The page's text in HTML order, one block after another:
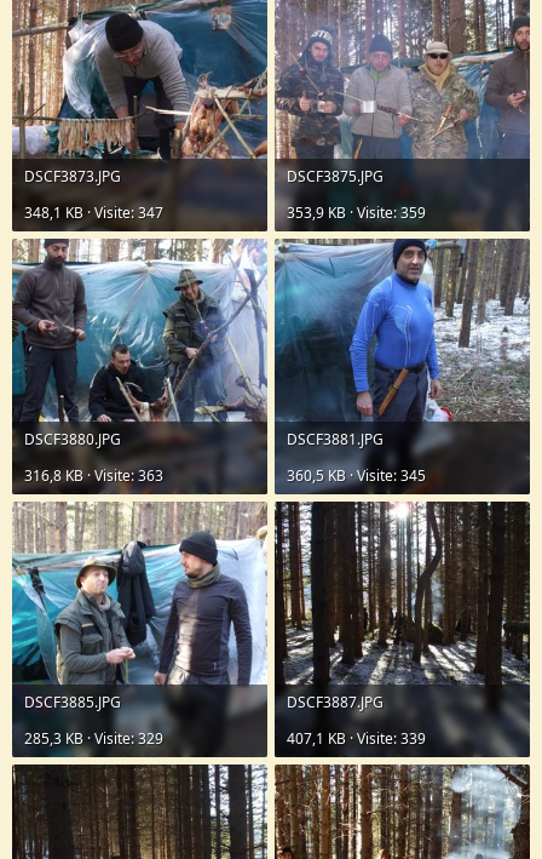
DSCF3873.JPG
348,1 KB · Visite: 347
DSCF3875.JPG
353,9 KB · Visite: 359
DSCF3880.JPG
316,8 KB · Visite: 363
DSCF3881.JPG
360,5 KB · Visite: 345
DSCF3885.JPG
285,3 KB · Visite: 329
DSCF3887.JPG
407,1 KB · Visite: 339